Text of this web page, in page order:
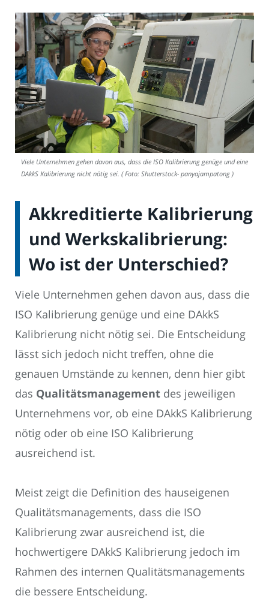
Viele Unternehmen gehen davon aus, dass die ISO Kalibrierung genüge und eine
DAkkS Kalibrierung nicht nötig sei. ( Foto: Shutterstock- panyajampatong )
Akkreditierte Kalibrierung
und Werkskalibrierung:
Wo ist der Unterschied?
Viele Unternehmen gehen davon aus, dass die
ISO Kalibrierung genüge und eine DAkkS
Kalibrierung nicht nötig sei. Die Entscheidung
lässt sich jedoch nicht treffen, ohne die
genauen Umstände zu kennen, denn hier gibt
das Qualitätsmanagement des jeweiligen
Unternehmens vor, ob eine DAkkS Kalibrierung
nötig oder ob eine ISO Kalibrierung
ausreichend ist.
Meist zeigt die Definition des hauseigenen
Qualitätsmanagements, dass die ISO
Kalibrierung zwar ausreichend ist, die
hochwertigere DAkkS Kalibrierung jedoch im
Rahmen des internen Qualitätsmanagements
die bessere Entscheidung.